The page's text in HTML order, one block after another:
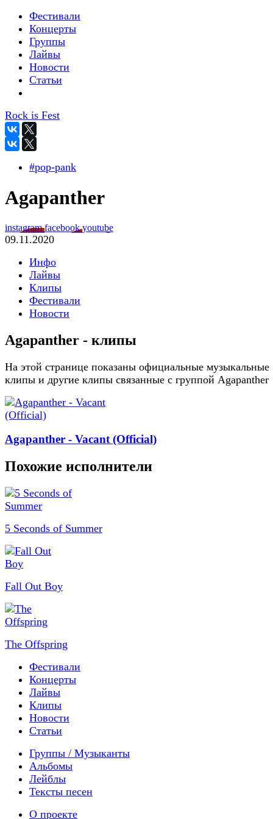
Фестивали
Концерты
Группы
Лайвы
Новости
Статьи
Rock is Fest
#pop-pank
Agapanther
instagramfacebookyoutube
09.11.2020
Инфо
Лайвы
Клипы
Фестивали
Новости
Agapanther - клипы
На этой странице показаны официальные музыкальные
клипы и другие клипы связанные с группой Agapanther
Agapanther - Vacant (Official)
Похожие исполнители
5 Seconds of Summer
Fall Out Boy
The Offspring
Фестивали
Концерты
Лайвы
Клипы
Новости
Статьи
Группы / Музыканты
Альбомы
Лейблы
Тексты песен
О проекте